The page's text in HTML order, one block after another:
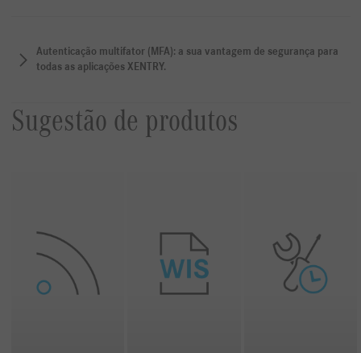
Autenticação multifator (MFA): a sua vantagem de segurança para
todas as aplicações XENTRY.
Sugestão de produtos